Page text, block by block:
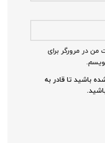
من در مرورگر برای
باشید تا قادر به